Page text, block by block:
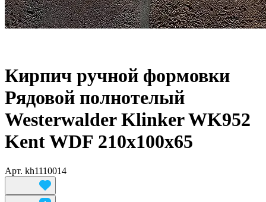
Кирпич ручной формовки
Рядовой полнотелый
Westerwalder Klinker WK952
Kent WDF 210x100x65
Арт. kh1110014